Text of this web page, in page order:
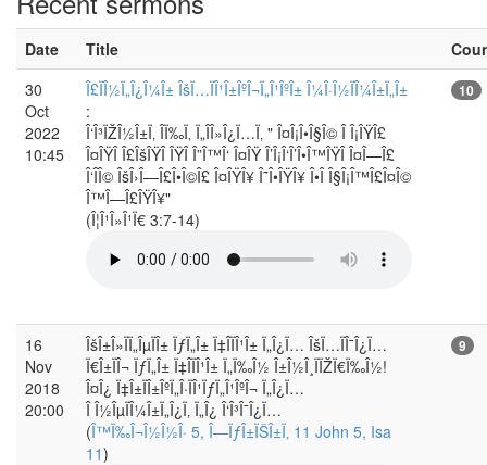
Date Title
30
Oct
2022
10:45
Î£ÏÎ½Ï„Î¿Î¼Î± ÎšÏ…ÏÎ¹Î±ÎºÎ¬Ï„Î¹ÎºÎ± Î¼Î·Î½ÏÎ¼Î±Ï„Î±
:
Î‘Î³ÏŽÎ½Î±Ï‚ Î­Ï‰Ï‚ Ï„Î­Î»Î¿Ï…Ï‚ " Î¤Î¡Î•Î§Î© Î Î¡ÎŸÎ£
Î¤ÎŸÎ Î£ÎšÎŸÎ ÎŸÎ Î”Î™Î‘ Î¤ÎŸ Î’Î¡Î‘Î’Î•Î™ÎŸÎ Î¤Î—Î£
Î‘ÎÎ© ÎšÎ›Î—Î£Î•Î©Î£ Î¤ÎŸÎ¥ Î˜Î•ÎŸÎ¥ Î•Î Î§Î¡Î™Î£Î¤Î©
Î™Î—Î£ÎŸÎ¥"
(Î¦Î¹Î»Î¹Ï€ 3:7-14)
10
16
Nov
2018
20:00
ÎšÎ±Î»ÏÏ„ÎµÏÎ± ÏƒÏ„Î± Ï‡Î­ÏÎ¹Î± Ï„Î¿Ï… ÎšÏ…ÏÎ¯Î¿Ï…
Ï€Î±ÏÎ¬ ÏƒÏ„Î± Ï‡Î­ÏÎ¹Î± Ï„Ï‰Î½ Î±Î½Î¸ÏÏŽÏ€Ï‰Î½!
Î¤Î¿ Ï‡Î±ÏÎ±ÎºÏ„Î·ÏÎ¹ÏƒÏ„Î¹ÎºÎ¬ Ï„Î¿Ï…
Î Î½ÎµÏÎ¼Î±Ï„Î¿Ï‚ Ï„Î¿ Î‘Î³Î¯Î¿Ï…
(Î™Ï‰Î¬Î½Î½Î· 5, Î—ÏƒÎ±ÏŠÎ±Ï‚ 11 John 5, Isa
11)
9